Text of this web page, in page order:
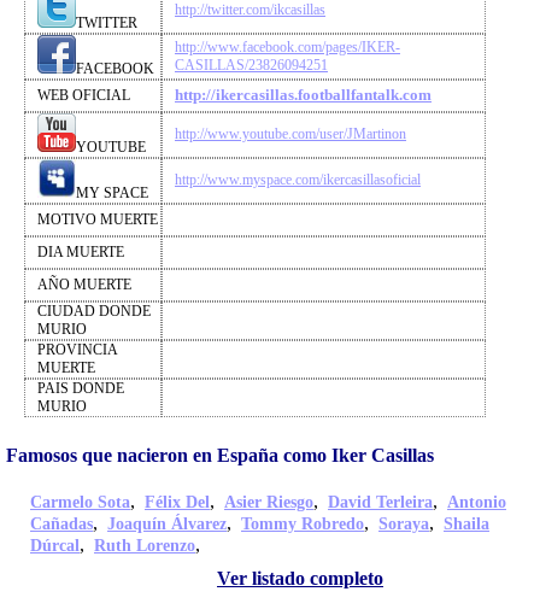
TWITTER
http://twitter.com/ikcasillas
FACEBOOK
http://www.facebook.com/pages/IKER-
CASILLAS/23826094251
WEB OFICIAL
http://ikercasillas.footballfantalk.com
YOUTUBE
http://www.youtube.com/user/JMartinon
MY SPACE
http://www.myspace.com/ikercasillasoficial
MOTIVO MUERTE
DIA MUERTE
AÑO MUERTE
CIUDAD DONDE
MURIO
PROVINCIA
MUERTE
PAIS DONDE
MURIO
Famosos que nacieron en España como Iker Casillas
Carmelo Sota, Félix Del, Asier Riesgo, David Terleira, Antonio
Cañadas, Joaquín Álvarez, Tommy Robredo, Soraya, Shaila
Dúrcal, Ruth Lorenzo,
Ver listado completo